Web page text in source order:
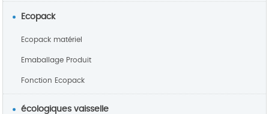
Ecopack
Ecopack matériel
Emaballage Produit
Fonction Ecopack
écologiques vaisselle